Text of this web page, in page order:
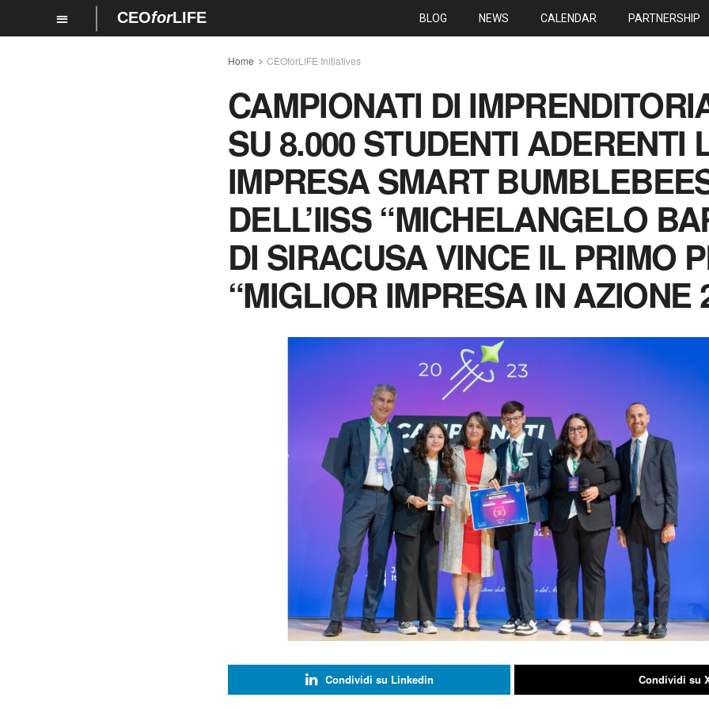
CEOforLIFE BLOG NEWS CALENDAR PARTNERSHIP
Home CEOforLIFE Initiatives
CAMPIONATI DI
SU 8.000 STUDENTI ADERENTI
IMPRESA SMART
DELL’IISS “MICHELANGELO
DI SIRACUSA VINCE IL PRIMO
“MIGLIOR IMPRESA IN AZIONE
Condividi su Linkedin Condividi su